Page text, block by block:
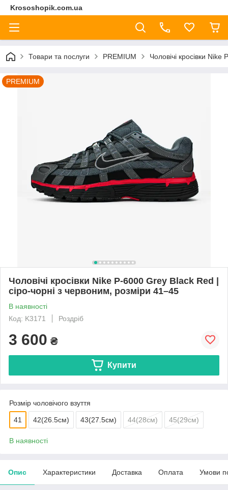
Krososhopik.com.ua
Товари та послуги PREMIUM Чоловічі кросівки
PREMIUM
Чоловічі кросівки Nike P-6000 Grey Black Red |
сіро-чорні з червоним, розміри 41–45
В наявності
Код: K3171
Роздріб
3 600 ₴
Купити
Розмір чоловічого взуття
41 42(26.5см) 43(27.5см) 44(28см) 45(29см)
В наявності
Опис Характеристики Доставка Оплата Умови